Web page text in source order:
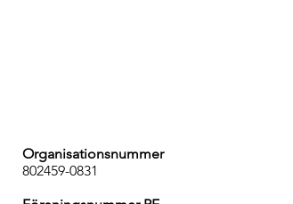
Organisationsnummer
802459-0831